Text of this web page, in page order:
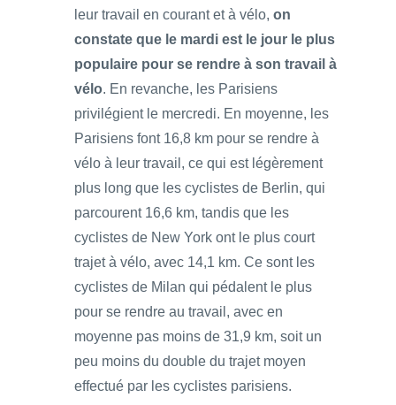
leur travail en courant et à vélo, on
constate que le mardi est le jour le plus
populaire pour se rendre à son travail à
vélo. En revanche, les Parisiens
privilégient le mercredi. En moyenne, les
Parisiens font 16,8 km pour se rendre à
vélo à leur travail, ce qui est légèrement
plus long que les cyclistes de Berlin, qui
parcourent 16,6 km, tandis que les
cyclistes de New York ont le plus court
trajet à vélo, avec 14,1 km. Ce sont les
cyclistes de Milan qui pédalent le plus
pour se rendre au travail, avec en
moyenne pas moins de 31,9 km, soit un
peu moins du double du trajet moyen
effectué par les cyclistes parisiens.